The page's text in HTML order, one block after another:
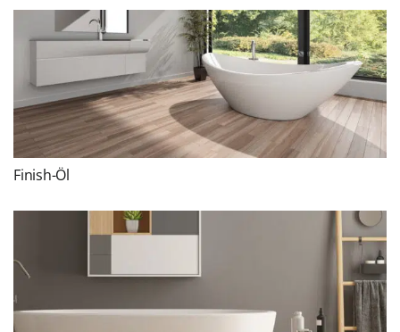
Finish-Öl